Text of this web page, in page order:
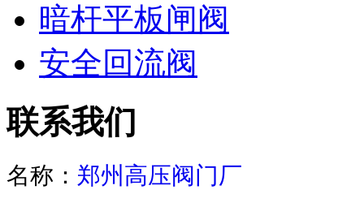
暗杆平板闸阀
安全回流阀
联系我们
名称： 郑州高压阀门厂